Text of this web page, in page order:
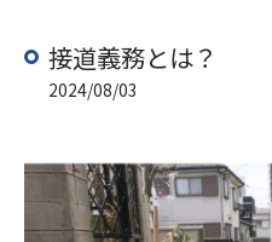
接道義務とは？
2024/08/03